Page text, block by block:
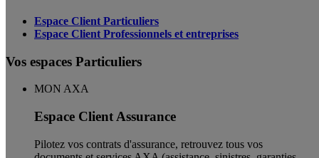
Espace Client Particuliers
Espace Client Professionnels et entreprises
Vos espaces Particuliers
MON AXA
Espace Client Assurance
Pilotez vos contrats d'assurance, retrouvez tous vos